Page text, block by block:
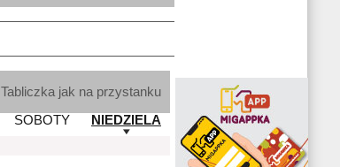
Tabliczka jak na przystanku
SOBOTY
NIEDZIELA